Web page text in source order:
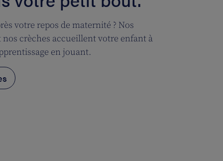
votre repos de maternité ? Nos
crèches accueillent votre enfant à
en jouant.